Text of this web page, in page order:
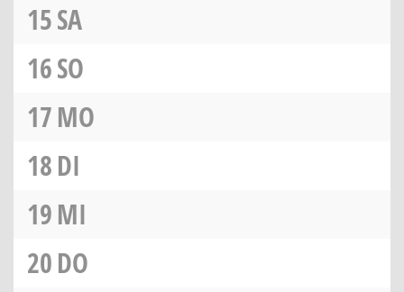
15SA
16SO
17MO
18DI
19MI
20DO